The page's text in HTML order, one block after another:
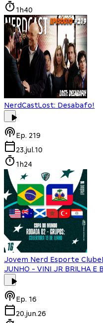
1h40
NerdCastLost: Desabafo!
Ep. 219
23.jul.10
1h24
Jovem Nerd Esporte Clube
JUNHO - VINI JR BRILHA E
Ep. 16
20.jun.26